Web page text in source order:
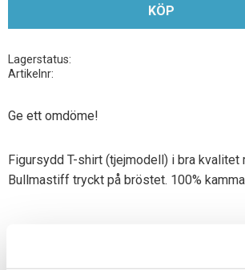
KÖP
Lagerstatus
Artikelnr
Ge ett omdöme!
Figursydd T-shirt (tjejmodell) i bra kvalitet
Bullmastiff tryckt på bröstet. 100%